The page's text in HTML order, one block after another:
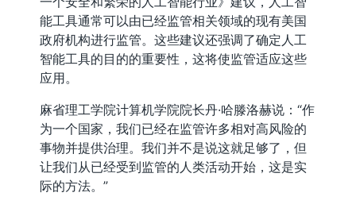
能工具通常可以由已经监管相关领域的现有美国
政府机构进行监管。这些建议还强调了确定人工
智能工具的目的的重要性，这将使监管适应这些
应用。
麻省理工学院计算机学院院长丹·哈滕洛赫说：“作
为一个国家，我们已经在监管许多相对高风险的
事物并提供治理。我们并不是说这就足够了，但
让我们从已经受到监管的人类活动开始，这是实
际的方法。”